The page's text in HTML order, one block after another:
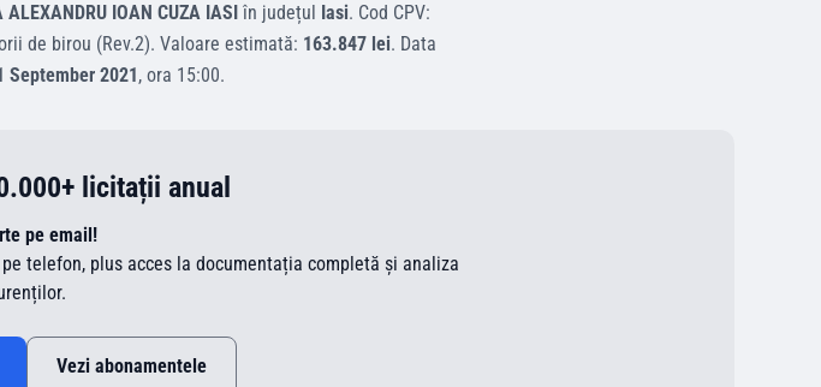
ALEXANDRU IOAN CUZA IASI în județul Iasi. Cod CPV:
de birou (Rev.2). Valoare estimată: 163.847 lei. Data
September 2021, ora 15:00.
licitații anual
pe email!
telefon, plus acces la documentația completă și analiza
Vezi abonamentele